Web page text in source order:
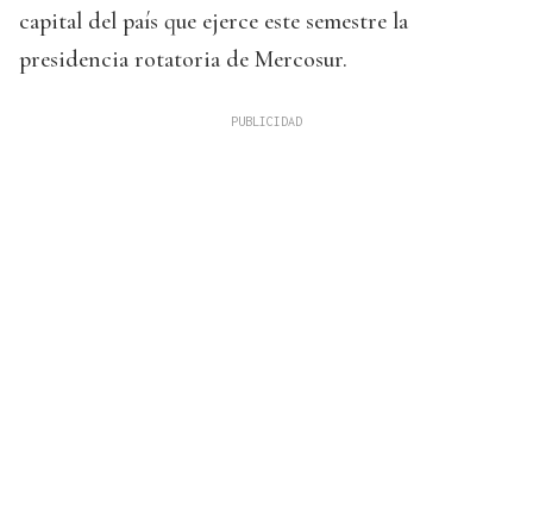
capital del país que ejerce este semestre la
presidencia rotatoria de Mercosur.